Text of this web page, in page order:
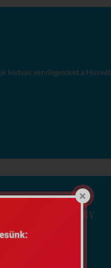
kedves vendégeinket a Húsvét
IGAZOLVÁNY